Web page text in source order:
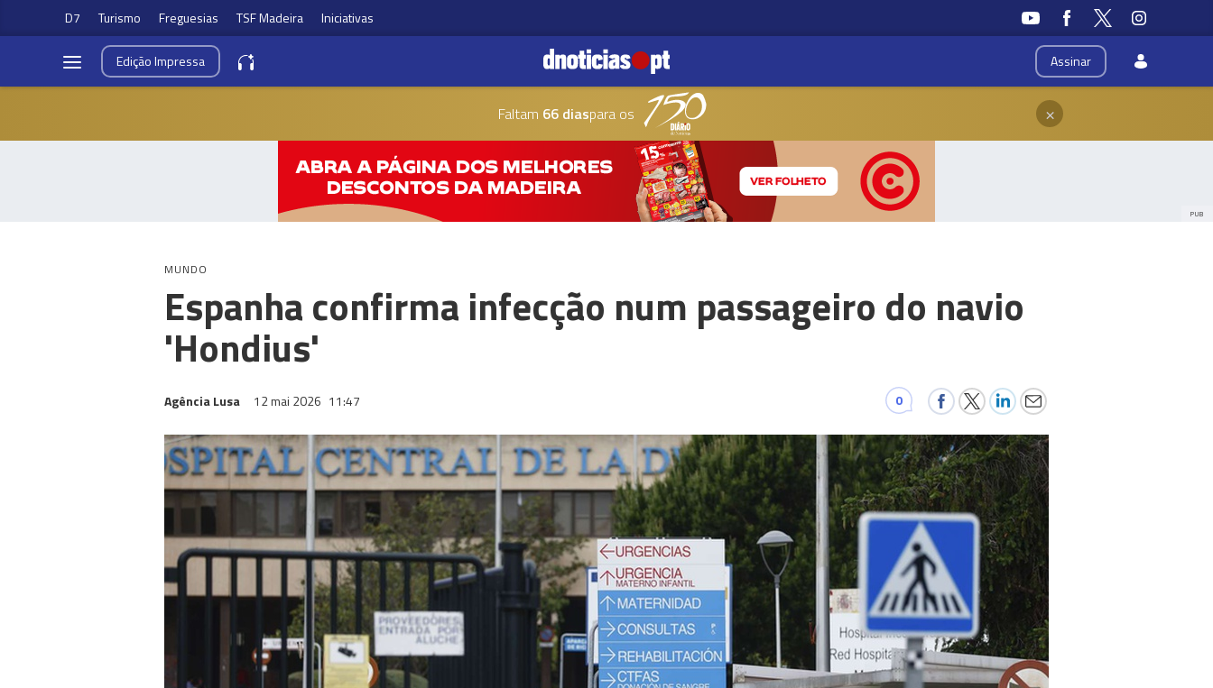
D7 Turismo Freguesias TSF Madeira Iniciativas
Assinar
EdiçãoImpressa
Faltam 66 diaspara os ×
PUB
MUNDO
Espanha confirma infecção num passageiro do navio
'Hondius'
Agência Lusa 12 mai 2026 11:47 0